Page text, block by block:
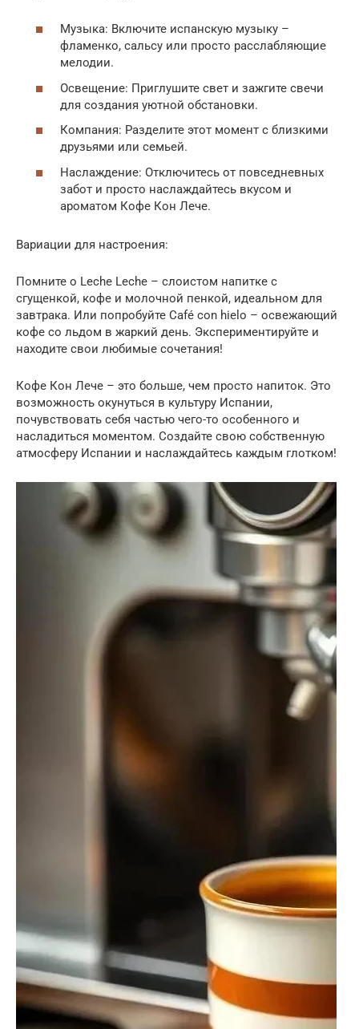
Музыка: Включите испанскую музыку –
фламенко, сальсу или просто расслабляющие
мелодии.
Освещение: Приглушите свет и зажгите свечи
для создания уютной обстановки.
Компания: Разделите этот момент с близкими
друзьями или семьей.
Наслаждение: Отключитесь от повседневных
забот и просто наслаждайтесь вкусом и
ароматом Кофе Кон Лече.
Вариации для настроения:
Помните о Leche Leche – слоистом напитке с
сгущенкой, кофе и молочной пенкой, идеальном для
завтрака. Или попробуйте Café con hielo – освежающий
кофе со льдом в жаркий день. Экспериментируйте и
находите свои любимые сочетания!
Кофе Кон Лече – это больше, чем просто напиток. Это
возможность окунуться в культуру Испании,
почувствовать себя частью чего-то особенного и
насладиться моментом. Создайте свою собственную
атмосферу Испании и наслаждайтесь каждым глотком!